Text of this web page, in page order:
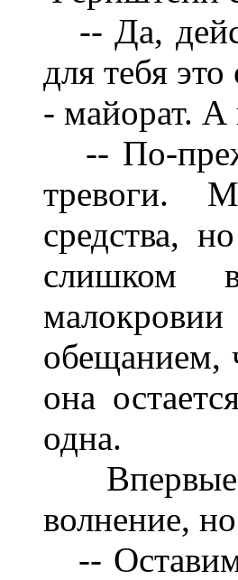
-- Да,
для тебя
- майорат. А
-- По-
тревоги.
средства,
слишком
обещанием,
она
одна.
Впервые
волнение,
-- Оставим